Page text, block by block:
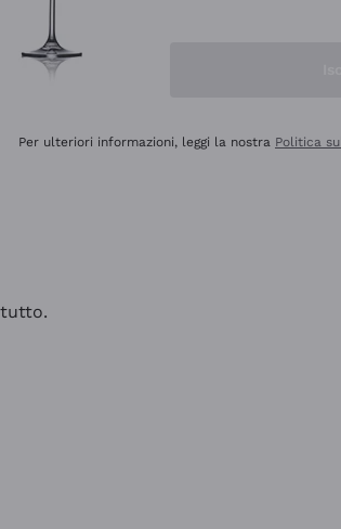
e lo consiglio! 👍
Per ulteriori informazioni, leggi la nostra Politica